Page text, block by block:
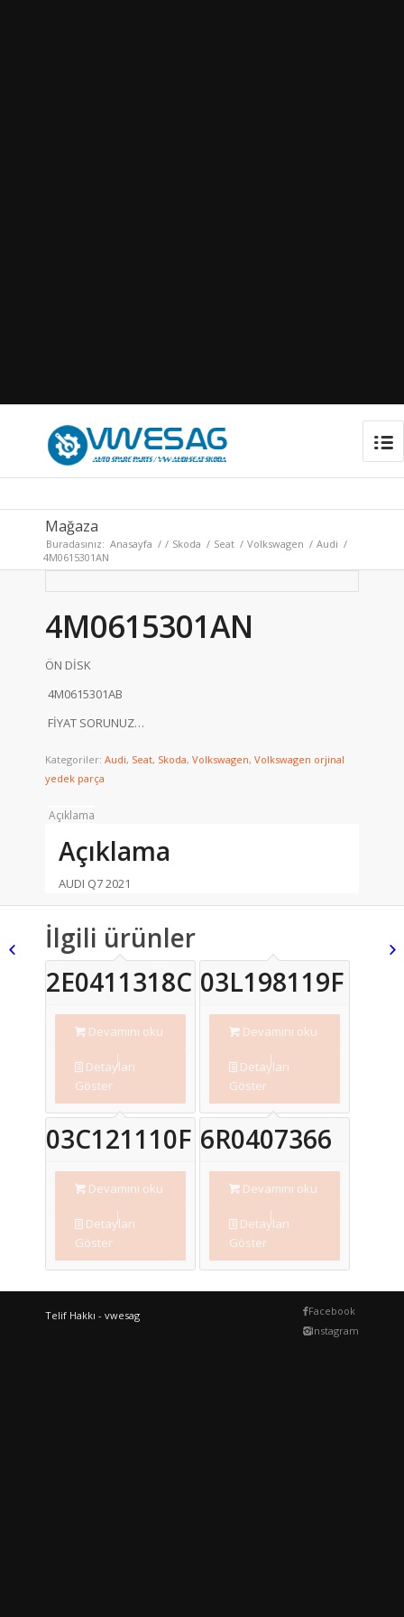
Mağaza
Buradasınız: Anasayfa / / Skoda / Seat / Volkswagen / Audi /
4M0615301AN
4M0615301AN
ÖN DİSK
4M0615301AB
FİYAT SORUNUZ…
Kategoriler: Audi, Seat, Skoda, Volkswagen, Volkswagen orjinal
yedek parça
Açıklama
Açıklama
AUDI Q7 2021
İlgili ürünler
2E0411318C
Devamını oku
Detayları
Göster
03L198119F
Devamını oku
Detayları
Göster
03C121110F
Devamını oku
Detayları
Göster
6R0407366
Devamını oku
Detayları
Göster
Telif Hakkı - vwesag
Facebook
Instagram